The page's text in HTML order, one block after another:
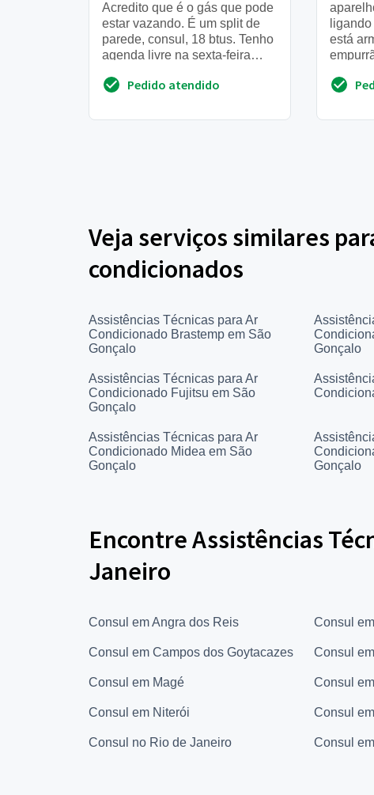
Acredito que é o gás que pode
estar vazando. É um split de
parede, consul, 18 btus. Tenho
agenda livre na sexta-feira
Pedido atendido
está
Veja serviços similares
condicionados
Assistências Técnicas para Ar
Condicionado Brastemp em São
Gonçalo
Gonçalo
Assistências Técnicas para Ar
Condicionado Fujitsu em São
Gonçalo
Assistências Técnicas para Ar
Condicionado Midea em São
Gonçalo
Gonçalo
Encontre Assistências
Janeiro
Consul em Angra dos Reis Consul
Consul em Campos dos Goytacazes Consul
Consul em Magé Consul
Consul em Niterói Consul
Consul no Rio de Janeiro Consul